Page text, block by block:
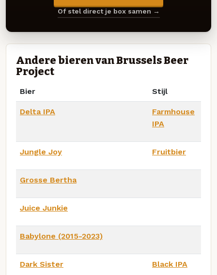
Of stel direct je box samen →
Andere bieren van Brussels Beer
Project
Bier Stijl
Delta IPA
Farmhouse
IPA
Jungle Joy Fruitbier
Grosse Bertha
Juice Junkie
Babylone (2015-2023)
Dark Sister Black IPA